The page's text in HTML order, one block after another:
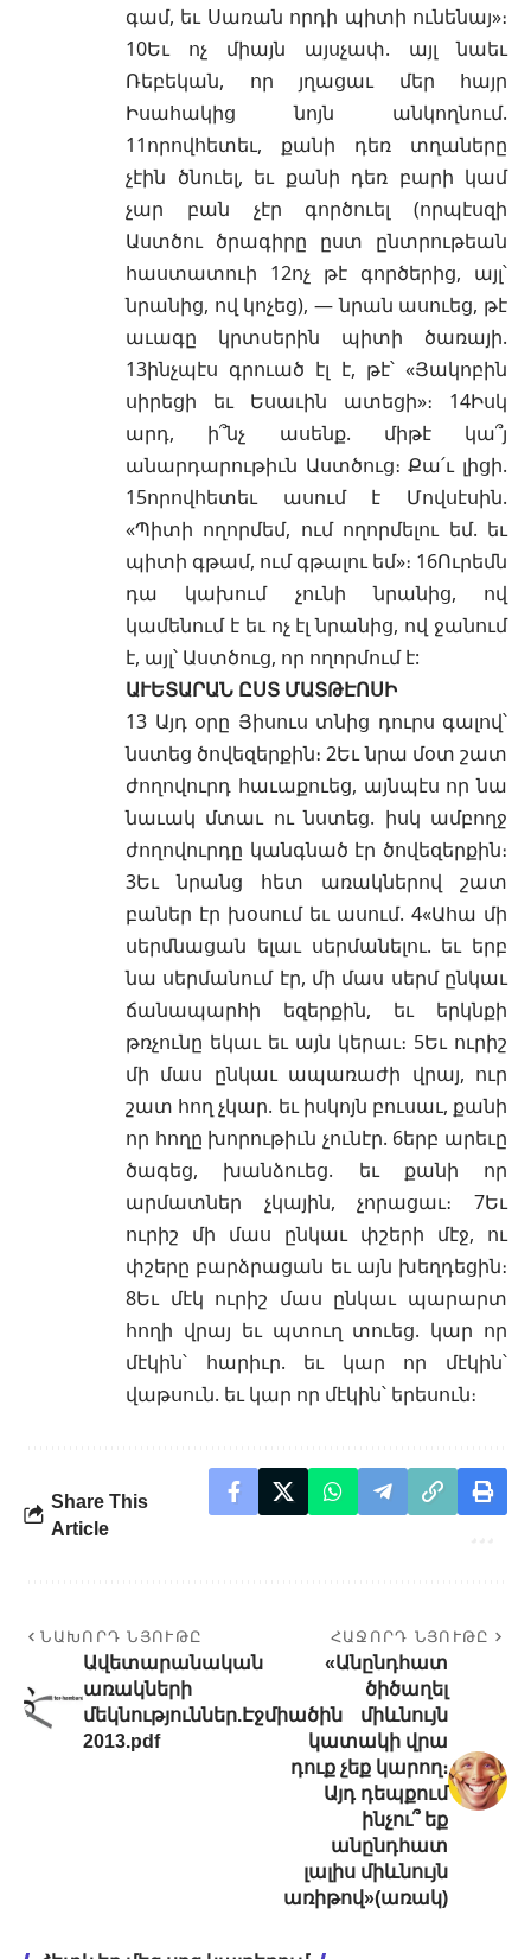
գամ, եւ Սառան որդի պիտի ունենայ»։
10Եւ ոչ միայն այսչափ. այլ նաեւ
Ռեբեկան, որ յղացաւ մեր հայր
Իսահակից նոյն անկողնում.
11որովհետեւ, քանի դեռ տղաները
չէին ծնուել, եւ քանի դեռ բարի կամ
չար բան չէր գործուել (որպէսզի
Աստծու ծրագիրը ըստ ընտրութեան
հաստատուի 12ոչ թէ գործերից, այլ՝
նրանից, ով կոչեց), — նրան ասուեց, թէ
աւագը կրտսերին պիտի ծառայի.
13ինչպէս գրուած էլ է, թէ՝ «Յակոբին
սիրեցի եւ Եսաւին ատեցի»։ 14Իսկ
արդ, ի՞նչ ասենք. միթէ կա՞յ
անարդարութիւն Աստծուց։ Քա՛ւ լիցի.
15որովհետեւ ասում է Մովսէսին.
«Պիտի ողորմեմ, ում ողորմելու եմ. եւ
պիտի գթամ, ում գթալու եմ»։ 16Ուրեմն
դա կախում չունի նրանից, ով
կամենում է եւ ոչ էլ նրանից, ով ջանում
է, այլ՝ Աստծուց, որ ողորմում է:
ԱՒԵՏԱՐԱՆ ԸՍՏ ՄԱՏԹԷՈՍԻ
13 Այդ օրը Յիսուս տնից դուրս գալով՝
նստեց ծովեզերքին։ 2Եւ նրա մօտ շատ
ժողովուրդ հաւաքուեց, այնպէս որ նա
նաւակ մտաւ ու նստեց. իսկ ամբողջ
ժողովուրդը կանգնած էր ծովեզերքին։
3Եւ նրանց հետ առակներով շատ
բաներ էր խօսում եւ ասում. 4«Ահա մի
սերմնացան ելաւ սերմանելու. եւ երբ
նա սերմանում էր, մի մաս սերմ ընկաւ
ճանապարհի եզերքին, եւ երկնքի
թռչունը եկաւ եւ այն կերաւ։ 5Եւ ուրիշ
մի մաս ընկաւ ապառաժի վրայ, ուր
շատ հող չկար. եւ իսկոյն բուսաւ, քանի
որ հողը խորութիւն չունէր. 6երբ արեւը
ծագեց, խանձուեց. եւ քանի որ
արմատներ չկային, չորացաւ։ 7Եւ
ուրիշ մի մաս ընկաւ փշերի մէջ, ու
փշերը բարձրացան եւ այն խեղդեցին։
8Եւ մէկ ուրիշ մաս ընկաւ պարարտ
հողի վրայ եւ պտուղ տուեց. կար որ
մէկին՝ հարիւր. եւ կար որ մէկին՝
վաթսուն. եւ կար որ մէկին՝ երեսուն։
Share This
Article
ՆԱԽՈՐԴ ՆՅՈՒԹԸ
Ավետարանական
առակների
մեկնություններ.Էջմիածին
2013.pdf
ՀԱՋՈՐԴ ՆՅՈՒԹԸ
«Անընդհատ
ծիծաղել
միևնույն
կատակի վրա
դուք չեք կարող։
Այդ դեպքում
ինչու՞ եք
անընդհատ
լալիս միևնույն
առիթով»(առակ)